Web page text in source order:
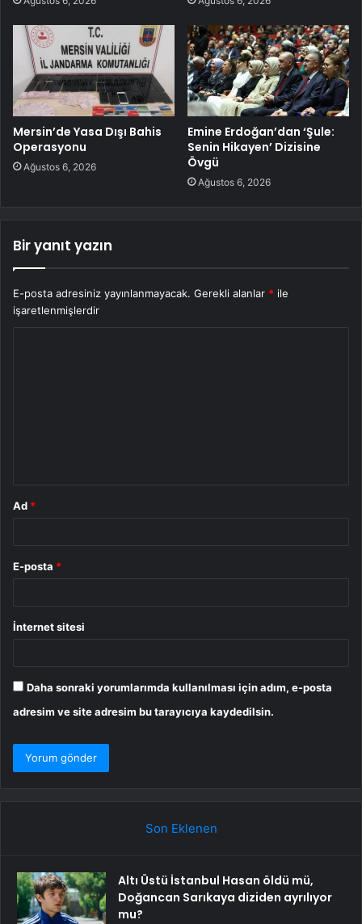
Mersin’de Yasa Dışı Bahis
Operasyonu
Ağustos 6, 2026
Emine Erdoğan’dan ‘Şule:
Senin Hikayen’ Dizisine
Övgü
Ağustos 6, 2026
Bir yanıt yazın
E-posta adresiniz yayınlanmayacak. Gerekli alanlar * ile
işaretlenmişlerdir
Ad *
E-posta *
İnternet sitesi
Daha sonraki yorumlarımda kullanılması için adım, e-posta
adresim ve site adresim bu tarayıcıya kaydedilsin.
Son Eklenen
Altı Üstü İstanbul Hasan öldü mü,
Doğancan Sarıkaya diziden ayrılıyor
mu?